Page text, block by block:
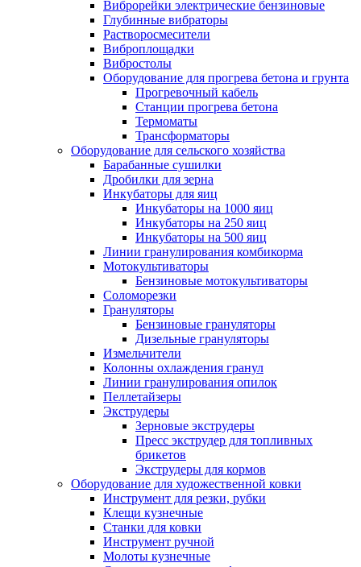
Виброрейки электрические бензиновые
Глубинные вибраторы
Растворосмесители
Виброплощадки
Вибростолы
Оборудование для прогрева бетона и грунта
Прогревочный кабель
Станции прогрева бетона
Термоматы
Трансформаторы
Оборудование для сельского хозяйства
Барабанные сушилки
Дробилки для зерна
Инкубаторы для яиц
Инкубаторы на 1000 яиц
Инкубаторы на 250 яиц
Инкубаторы на 500 яиц
Линии гранулирования комбикорма
Мотокультиваторы
Бензиновые мотокультиваторы
Соломорезки
Грануляторы
Бензиновые грануляторы
Дизельные грануляторы
Измельчители
Колонны охлаждения гранул
Линии гранулирования опилок
Пеллетайзеры
Экструдеры
Зерновые экструдеры
Пресс экструдер для топливных
брикетов
Экструдеры для кормов
Оборудование для художественной ковки
Инструмент для резки, рубки
Клещи кузнечные
Станки для ковки
Инструмент ручной
Молоты кузнечные